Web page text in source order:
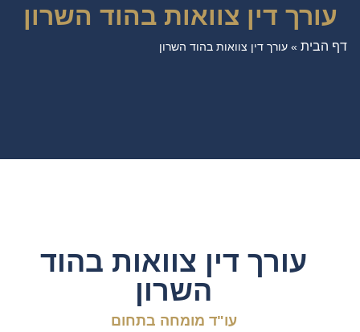
עורך דין צוואות בהוד השרון
דף הבית » עורך דין צוואות בהוד השרון
עורך דין צוואות בהוד
השרון
עו"ד מומחה בתחום